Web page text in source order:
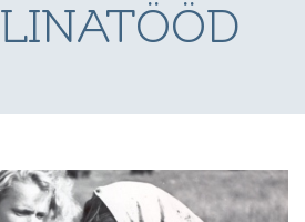
LINATÖÖD